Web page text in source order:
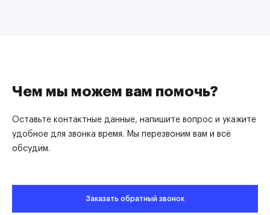
Чем мы можем вам помочь?
Оставьте контактные данные, напишите вопрос и укажите
удобное для звонка время. Мы перезвоним вам и всё
обсудим.
Заказать обратный звонок